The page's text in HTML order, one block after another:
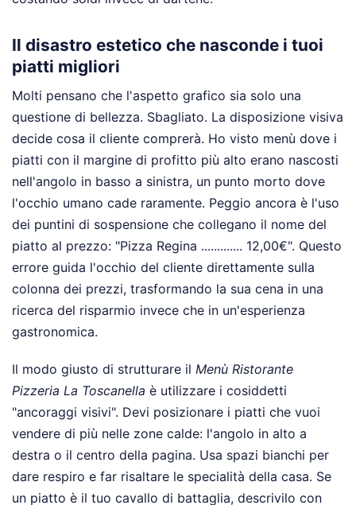
Il disastro estetico che nasconde i tuoi
piatti migliori
Molti pensano che l'aspetto grafico sia solo una
questione di bellezza. Sbagliato. La disposizione visiva
decide cosa il cliente comprerà. Ho visto menù dove i
piatti con il margine di profitto più alto erano nascosti
nell'angolo in basso a sinistra, un punto morto dove
l'occhio umano cade raramente. Peggio ancora è l'uso
dei puntini di sospensione che collegano il nome del
piatto al prezzo: "Pizza Regina ............. 12,00€". Questo
errore guida l'occhio del cliente direttamente sulla
colonna dei prezzi, trasformando la sua cena in una
ricerca del risparmio invece che in un'esperienza
gastronomica.
Il modo giusto di strutturare il Menù Ristorante
Pizzeria La Toscanella è utilizzare i cosiddetti
"ancoraggi visivi". Devi posizionare i piatti che vuoi
vendere di più nelle zone calde: l'angolo in alto a
destra o il centro della pagina. Usa spazi bianchi per
dare respiro e far risaltare le specialità della casa. Se
un piatto è il tuo cavallo di battaglia, descrivilo con